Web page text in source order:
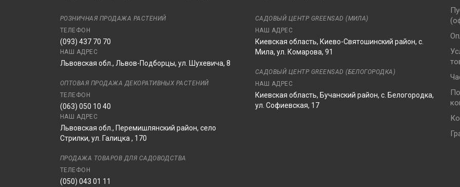
РОЗНИЧНАЯ ПРОДАЖА РАСТЕНИЙ
ТЕЛЕФОН
(093) 437 70 70
НАШ АДРЕС
Львовская обл., Львов-Подборцы, ул. Шухевича, 8
ОПТОВАЯ ПРОДАЖА ДЕКОРАТИВНЫХ РАСТЕНИЙ
ТЕЛЕФОН
(063) 050 10 40
НАШ АДРЕС
Львовская обл., Перемишлянский район, село
Стрилки, ул. Галицка , 170
ПРОДАЖА ТОВАРОВ ДЛЯ САДОВОДСТВА
ТЕЛЕФОН
(050) 043 01 11
САДОВЫЙ ЦЕНТР GREENSAD (МИЛА)
НАШ АДРЕС
Киевская область, Киево-Святошинский район, с.
Мила, ул. Комарова, 91
САДОВЫЙ ЦЕНТР GREENSAD (БЕЛОГОРОДКА)
НАШ АДРЕС
Киевская область, Бучанский район, с. Белогородка,
ул. Софиевская, 17